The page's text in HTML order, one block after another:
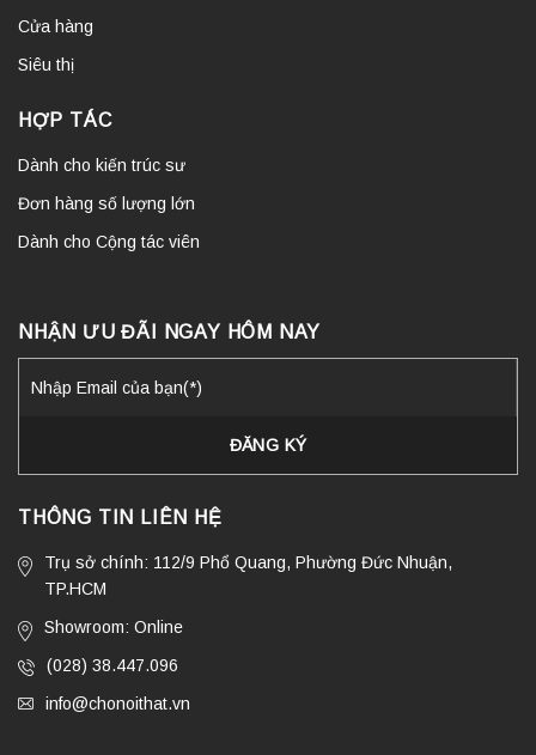
Cửa hàng
Siêu thị
HỢP TÁC
Dành cho kiến trúc sư
Đơn hàng số lượng lớn
Dành cho Cộng tác viên
NHẬN ƯU ĐÃI NGAY HÔM NAY
THÔNG TIN LIÊN HỆ
Trụ sở chính: 112/9 Phổ Quang, Phường Đức Nhuận,
TP.HCM
Showroom: Online
(028) 38.447.096
info@chonoithat.vn